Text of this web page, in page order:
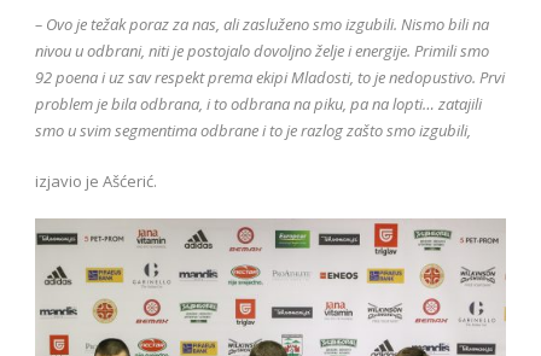
– Ovo je težak poraz za nas, ali zasluženo smo izgubili. Nismo bili na
nivou u odbrani, niti je postojalo dovoljno želje i energije. Primili smo
92 poena i uz sav respekt prema ekipi Mladosti, to je nedopustivo. Prvi
problem je bila odbrana, i to odbrana na piku, pa na lopti… zatajili
smo u svim segmentima odbrane i to je razlog zašto smo izgubili,
izjavio je Ašćerić.